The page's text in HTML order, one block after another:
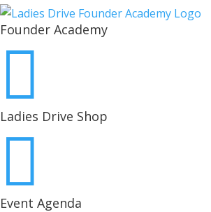
Founder Academy

Ladies Drive Shop

Event Agenda